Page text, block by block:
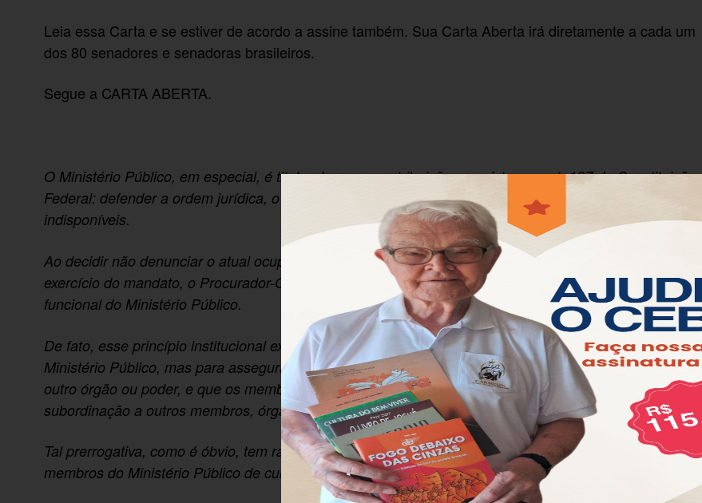
Leia essa Carta e se estiver de acordo a assine também. Sua Carta Aberta irá diretamente a cada um
dos 80 senadores e senadoras brasileiros.
Segue a CARTA ABERTA.
O Ministério Público, em especial, é titular das graves atribuições previstas no art. 127 da Constituição
Federal: defender a ordem jurídica, o regime democrático e os interesses sociais e individuais
indisponíveis.
Ao decidir não denunciar o atual ocupante da presidência da República pelos crimes cometidos no
exercício do mandato, o Procurador-Geral da República extrapola os limites da independência
funcional do Ministério Público.
De fato, esse princípio institucional existe não para legitimar a atuação arbitrária de membro do
Ministério Público, mas para assegurar que o Ministério Público atue sem interferência de nenhum
outro órgão ou poder, e que os membros do Ministério Público não estejam submetidos a hierarquia ou
subordinação a outros membros, órgãos e instâncias internas da instituição.
Tal prerrogativa, como é óbvio, tem razão de ser na defesa da própria sociedade, e ela não exime os
membros do Ministério Público de cumprir a Constituição e as leis.